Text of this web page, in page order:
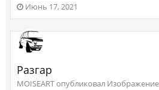
Июнь 17, 2021
Разгар
MOISEART опубликовал